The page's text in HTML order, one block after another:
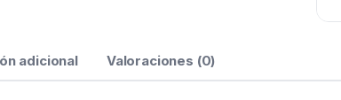
adicional Valoraciones (0)